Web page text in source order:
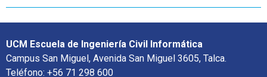
UCM Escuela de Ingeniería Civil Informática
Campus San Miguel, Avenida San Miguel 3605, Talca.
Teléfono: +56 71 298 600